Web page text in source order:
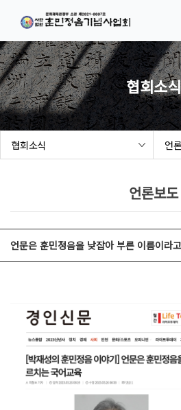
메뉴바로가기
본문바로가기
법인소개
협회소식
시험(대회) 요강
참가접수
결과발표
세종여민관
협회소식
협회소식 언
언론보도
언문은 훈민정음을 낮잡아 부른 이름이라